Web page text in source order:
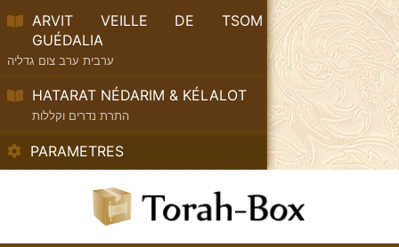
ARVIT VEILLE DE TSOM
GUÉDALIA
ערבית ערב צום גדליה
HATARAT NÉDARIM & KÉLALOT
התרת נדרים וקללות
PARAMETRES